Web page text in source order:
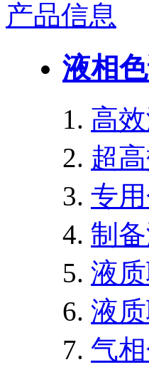
产品信息
液相
高
超
专
制
液
液
气